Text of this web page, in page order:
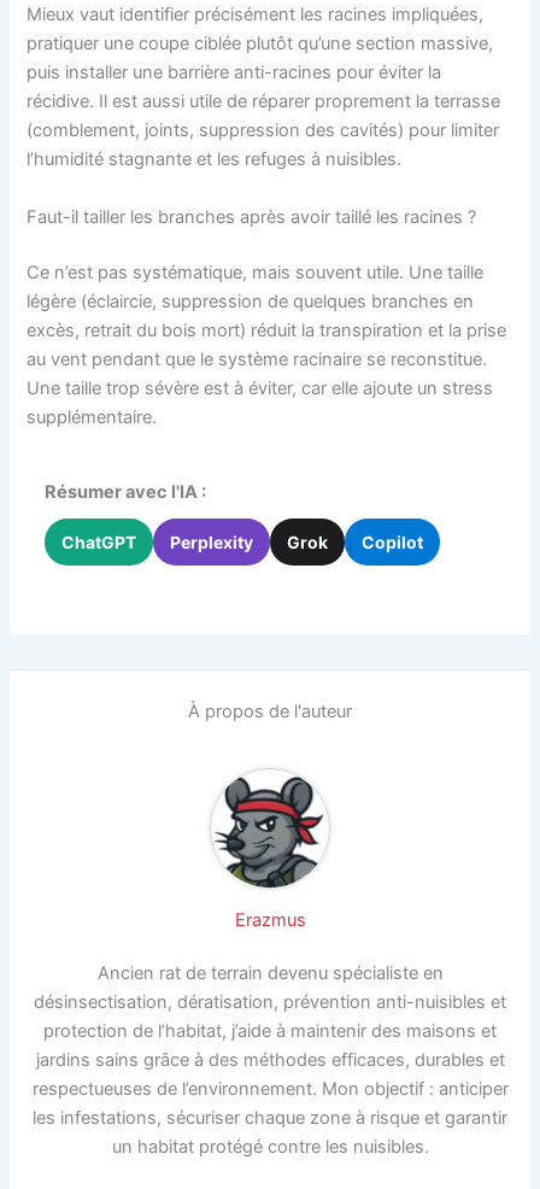
Mieux vaut identifier précisément les racines impliquées,
pratiquer une coupe ciblée plutôt qu’une section massive,
puis installer une barrière anti-racines pour éviter la
récidive. Il est aussi utile de réparer proprement la terrasse
(comblement, joints, suppression des cavités) pour limiter
l’humidité stagnante et les refuges à nuisibles.
Faut-il tailler les branches après avoir taillé les racines ?
Ce n’est pas systématique, mais souvent utile. Une taille
légère (éclaircie, suppression de quelques branches en
excès, retrait du bois mort) réduit la transpiration et la prise
au vent pendant que le système racinaire se reconstitue.
Une taille trop sévère est à éviter, car elle ajoute un stress
supplémentaire.
Résumer avec l'IA :
ChatGPT Perplexity Grok Copilot
À propos de l'auteur
Erazmus
Ancien rat de terrain devenu spécialiste en
désinsectisation, dératisation, prévention anti-nuisibles et
protection de l’habitat, j’aide à maintenir des maisons et
jardins sains grâce à des méthodes efficaces, durables et
respectueuses de l’environnement. Mon objectif : anticiper
les infestations, sécuriser chaque zone à risque et garantir
un habitat protégé contre les nuisibles.